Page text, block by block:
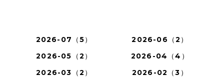
2026-07（5）
2026-06（2）
2026-05（2）
2026-04（4）
2026-03（2）
2026-02（3）